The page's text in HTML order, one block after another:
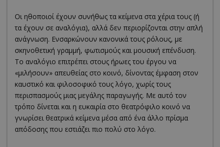
Οι ηθοποιοί έχουν συνήθως τα κείμενα στα χέρια τους (ή
τα έχουν σε αναλόγια), αλλά δεν περιορίζονται στην απλή
ανάγνωση. Ενσαρκώνουν κανονικά τους ρόλους, με
σκηνοθετική γραμμή, φωτισμούς και μουσική επένδυση.
Το αναλόγιο επιτρέπει στους ήρωες του έργου να
«μιλήσουν» απευθείας στο κοινό, δίνοντας έμφαση στον
καυστικό και φιλοσοφικό τους λόγο, χωρίς τους
περισπασμούς μιας μεγάλης παραγωγής. Με αυτό τον
τρόπο δίνεται και η ευκαιρία στο θεατρόφιλο κοινό να
γνωρίσει θεατρικά κείμενα μέσα από ένα άλλο πρίσμα
απόδοσης που εστιάζει πιο πολύ στο λόγο.